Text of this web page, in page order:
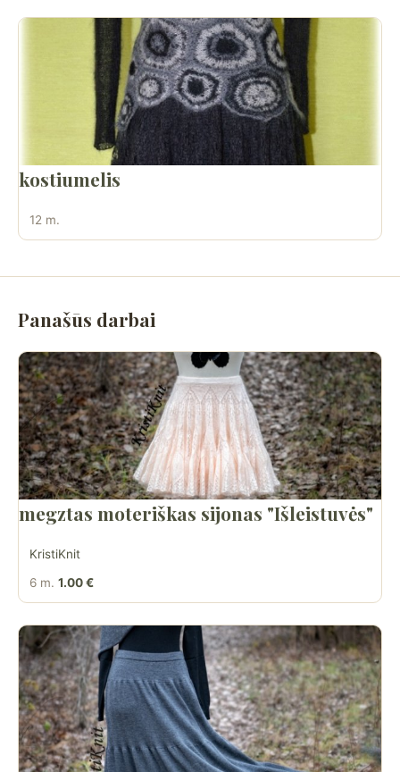
kostiumelis
12 m.
Panašūs darbai
megztas moteriškas sijonas "Išleistuvės"
KristiKnit
6 m. 1.00 €